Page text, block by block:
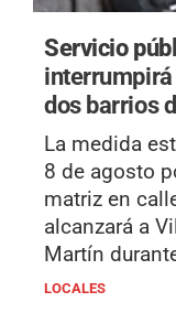
Servicio
dos barrios
La medida
8 de agosto
matriz en
alcanzará a
Martín
LOCALES